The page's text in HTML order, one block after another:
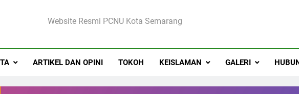
Kota Semarang
Website Resmi PCNU Kota Semarang
ARTIKEL DAN OPINI TOKOH KEISLAMAN GALERI